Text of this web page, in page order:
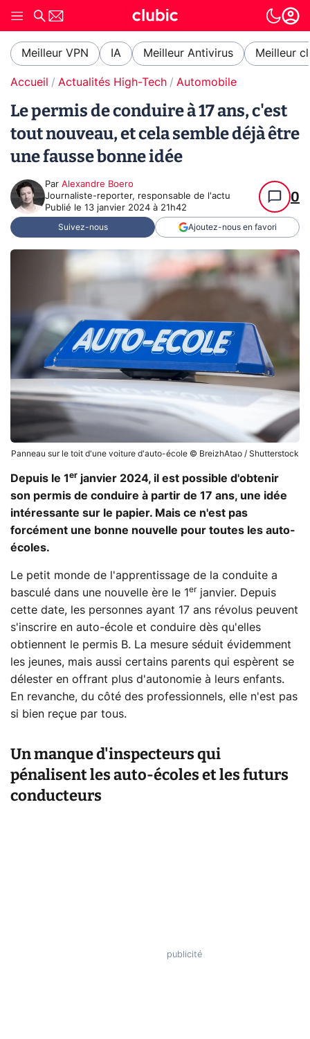
Meilleur VPN IA Meilleur Antivirus Meilleur
Accueil Actualités High-Tech Automobile
Le permis de conduire à 17 ans, c'est
tout nouveau, et cela semble déjà être
une fausse bonne idée
Par Alexandre Boero
Journaliste-reporter, responsable de l'actu
Publié le 13 janvier 2024 à 21h42
0
Suivez-nous Ajoutez-nous en favori
Panneau sur le toit d'une voiture d'auto-école © BreizhAtao / Shutterstock
Depuis le 1 er janvier 2024, il est possible d'obtenir
son permis de conduire à partir de 17 ans, une idée
intéressante sur le papier. Mais ce n'est pas
forcément une bonne nouvelle pour toutes les auto-
écoles.
Le petit monde de l'apprentissage de la conduite a
basculé dans une nouvelle ère le 1 er janvier. Depuis
cette date, les personnes ayant 17 ans révolus peuvent
s'inscrire en auto-école et conduire dès qu'elles
obtiennent le permis B. La mesure séduit évidemment
les jeunes, mais aussi certains parents qui espèrent se
délester en offrant plus d'autonomie à leurs enfants.
En revanche, du côté des professionnels, elle n'est pas
si bien reçue par tous.
Un manque d'inspecteurs qui
pénalisent les auto-écoles et les futurs
conducteurs